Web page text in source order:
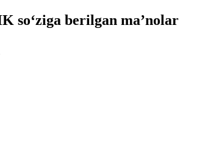
so‘ziga berilgan ma’nolar